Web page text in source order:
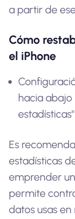
a partir de
Cómo
el iPhone
hacia
Es
estadísticas
emprender
permite
datos usas